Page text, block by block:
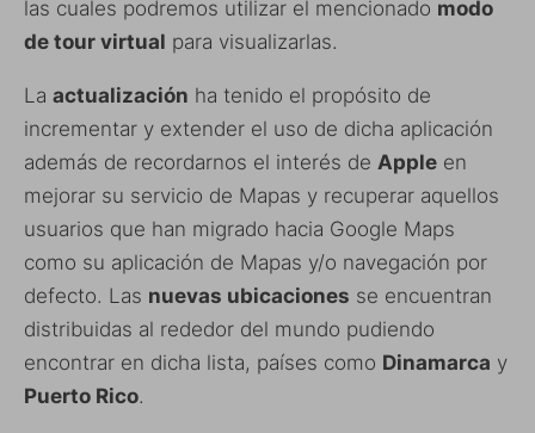
las cuales podremos utilizar el mencionado modo
de tour virtual para visualizarlas.
La actualización ha tenido el propósito de
incrementar y extender el uso de dicha aplicación
además de recordarnos el interés de Apple en
mejorar su servicio de Mapas y recuperar aquellos
usuarios que han migrado hacia Google Maps
como su aplicación de Mapas y/o navegación por
defecto. Las nuevas ubicaciones se encuentran
distribuidas al rededor del mundo pudiendo
encontrar en dicha lista, países como Dinamarca y
Puerto Rico.